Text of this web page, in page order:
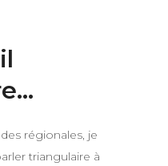
régionales, je
triangulaire à